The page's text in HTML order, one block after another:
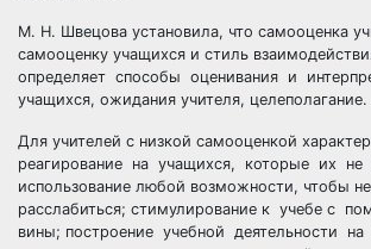
М. Н. Швецова установила, что самооценка
самооценку учащихся и стиль
определяет способы оценивания и
учащихся, ожидания учителя, целеполагание.
Для учителей с низкой самооценкой
реагирование на учащихся, которые их не
использование любой возможности, чтобы
расслабиться; стимулирование к учебе с
вины; построение учебной деятельности на